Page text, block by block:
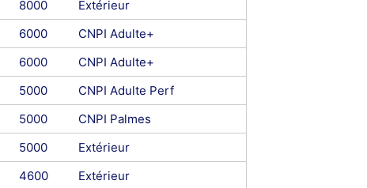
8000
Extérieur
6000
CNPI Adulte+
6000
CNPI Adulte+
5000
CNPI Adulte Perf
5000
CNPI Palmes
5000
Extérieur
4600
Extérieur